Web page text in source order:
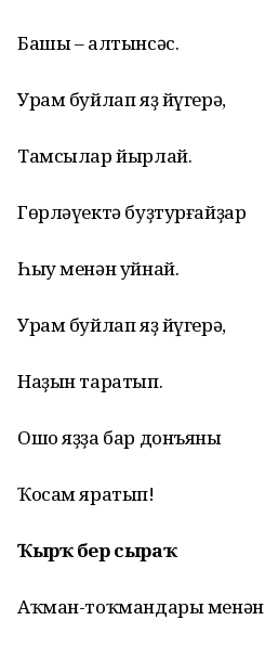
Башы – алтынсәс.
Урам буйлап яҙ йүгерә,
Тамсылар йырлай.
Гөрләүектә буҙтурғайҙар
Һыу менән уйнай.
Урам буйлап яҙ йүгерә,
Наҙын таратып.
Ошо яҙҙа бар донъяны
Ҡосам яратып!
Ҡырҡ бер сыраҡ
Аҡман-тоҡмандары менән